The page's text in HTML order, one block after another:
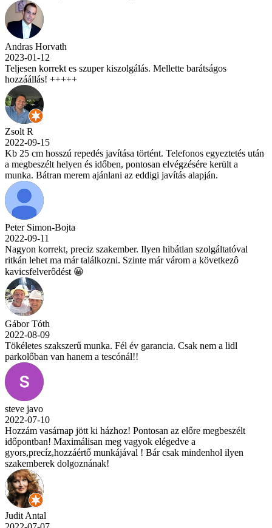
Andras Horvath
2023-01-12
Teljesen korrekt es szuper kiszolgálás. Mellette barátságos
hozzáállás! +++++
Zsolt R
2022-09-15
Kb 25 cm hosszú repedés javítása történt. Telefonos egyeztetés után
a megbeszélt helyen és időben, pontosan elvégzésére került a
munka. Bátran merem ajánlani az eddigi javítás alapján.
Peter Simon-Bojta
2022-09-11
Nagyon korrekt, preciz szakember. Ilyen hibátlan szolgáltatóval
ritkán lehet ma már találkozni. Szinte már várom a következô
kavicsfelverôdést 😀
Gábor Tóth
2022-08-09
Tökéletes szakszerű munka. Fél év garancia. Csak nem a lidl
parkolőban van hanem a tescónál!!
steve javo
2022-07-10
Hozzám vasárnap jött ki házhoz! Pontosan az előre megbeszélt
időpontban! Maximálisan meg vagyok elégedve a
gyors,precíz,hozzáértő munkájával ! Bár csak mindenhol ilyen
szakemberek dolgoznának!
Judit Antal